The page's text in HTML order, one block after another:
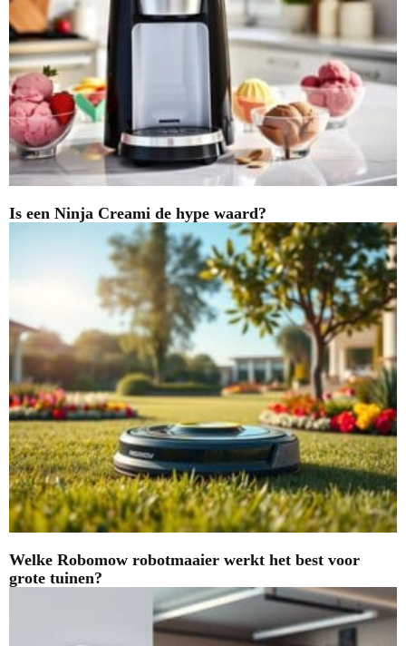
Is een Ninja Creami de hype waard?
Welke Robomow robotmaaier werkt het best voor
grote tuinen?